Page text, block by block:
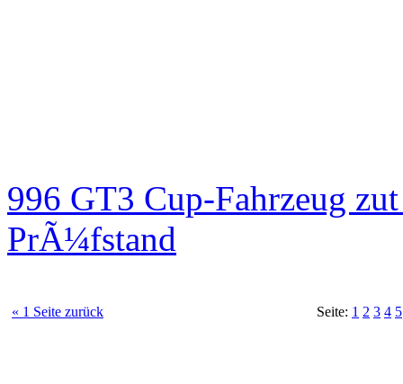
996 GT3 Cup-Fahrzeug
PrÃ¼fstand
« 1 Seite zurück Seite: 1 2 3 4 5